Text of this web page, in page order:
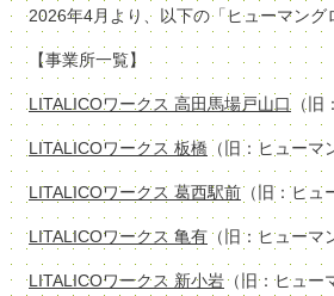
2026年4月より、以下の「ヒューマン
【事業所一覧】
LITALICOワークス 高田馬場戸山口 （
LITALICOワークス 板橋 （旧：ヒューマ
LITALICOワークス 葛西駅前（旧：ヒュ
LITALICOワークス 亀有 （旧：ヒューマ
LITALICOワークス 新小岩（旧：ヒュー